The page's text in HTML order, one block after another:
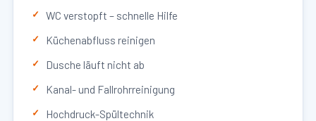
WC verstopft – schnelle Hilfe
Küchenabfluss reinigen
Dusche läuft nicht ab
Kanal- und Fallrohrreinigung
Hochdruck-Spültechnik